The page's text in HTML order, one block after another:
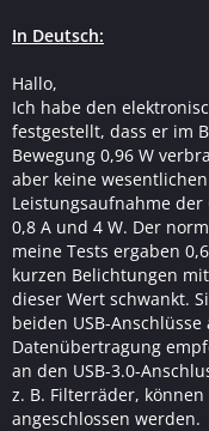
In Deutsch:
Hallo,
Ich habe den
festgestellt, dass er im
Bewegung 0,96 W
aber keine
Leistungsaufnahme der
0,8 A und 4 W. Der
meine Tests ergaben
kurzen Belichtungen
dieser Wert schwankt.
beiden USB-
Datenübertragung
an den USB-3.0-
z. B. Filterräder,
angeschlossen werden.